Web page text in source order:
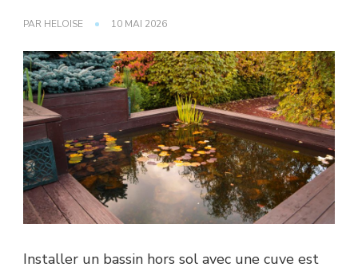
PAR HELOISE 10 MAI 2026
Installer un bassin hors sol avec une cuve est